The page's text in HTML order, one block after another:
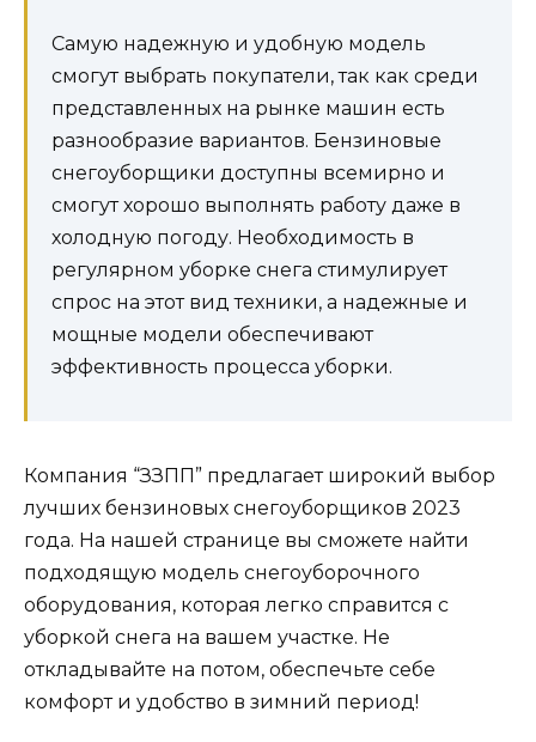
Самую надежную и удобную модель
смогут выбрать покупатели, так как среди
представленных на рынке машин есть
разнообразие вариантов. Бензиновые
снегоуборщики доступны всемирно и
смогут хорошо выполнять работу даже в
холодную погоду. Необходимость в
регулярном уборке снега стимулирует
спрос на этот вид техники, а надежные и
мощные модели обеспечивают
эффективность процесса уборки.
Компания “ЗЗПП” предлагает широкий выбор
лучших бензиновых снегоуборщиков 2023
года. На нашей странице вы сможете найти
подходящую модель снегоуборочного
оборудования, которая легко справится с
уборкой снега на вашем участке. Не
откладывайте на потом, обеспечьте себе
комфорт и удобство в зимний период!